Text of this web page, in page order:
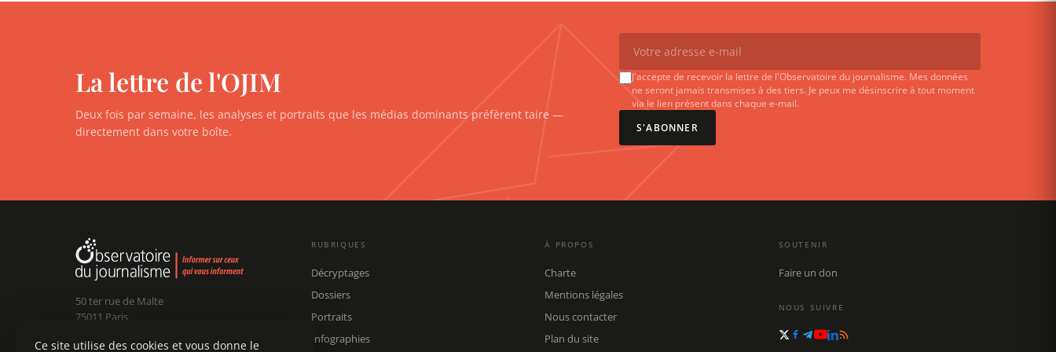
La lettre de l'OJIM
Deux fois par semaine, les analyses et portraits que les médias dominants préfèrent taire —
directement dans votre boîte.
J'accepte de recevoir la lettre de l'Observatoire du journalisme. Mes données
ne seront jamais transmises à des tiers. Je peux me désinscrire à tout moment
via le lien présent dans chaque e-mail.
S'ABONNER
50 ter rue de Malte
75011 Paris
Président :Claude Chollet
RUBRIQUES
Décryptages
Dossiers
Portraits
Infographies
À PROPOS
Charte
Mentions légales
Nous contacter
Plan du site
SOUTENIR
Faire un don
NOUS SUIVRE
Ce site utilise des cookies et vous donne le